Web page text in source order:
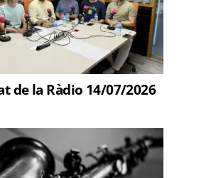
de la Ràdio 14/07/2026